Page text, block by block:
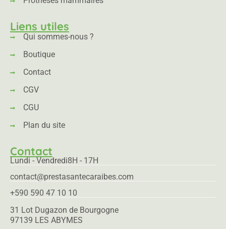
Liens utiles
Qui sommes-nous ?
Boutique
Contact
CGV
CGU
Plan du site
Contact
Lundi - Vendredi8H - 17H
contact@prestasantecaraibes.com
+590 590 47 10 10
31 Lot Dugazon de Bourgogne
97139 LES ABYMES